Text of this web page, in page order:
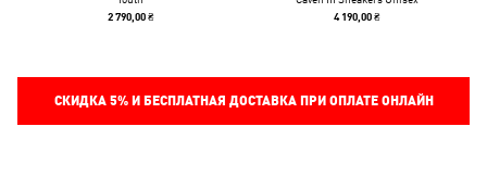
2 790,00 ₴ 4 190,00 ₴
СКИДКА 5%И БЕСПЛАТНАЯ ДОСТАВКА ПРИ ОПЛАТЕ ОНЛАЙН